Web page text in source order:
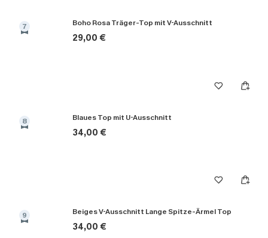
7 Boho Rosa Träger-Top mit V-Ausschnitt
29,00 €
8 Blaues Top mit U-Ausschnitt
34,00 €
9 Beiges V-Ausschnitt Lange Spitze-Ärmel Top
34,00 €